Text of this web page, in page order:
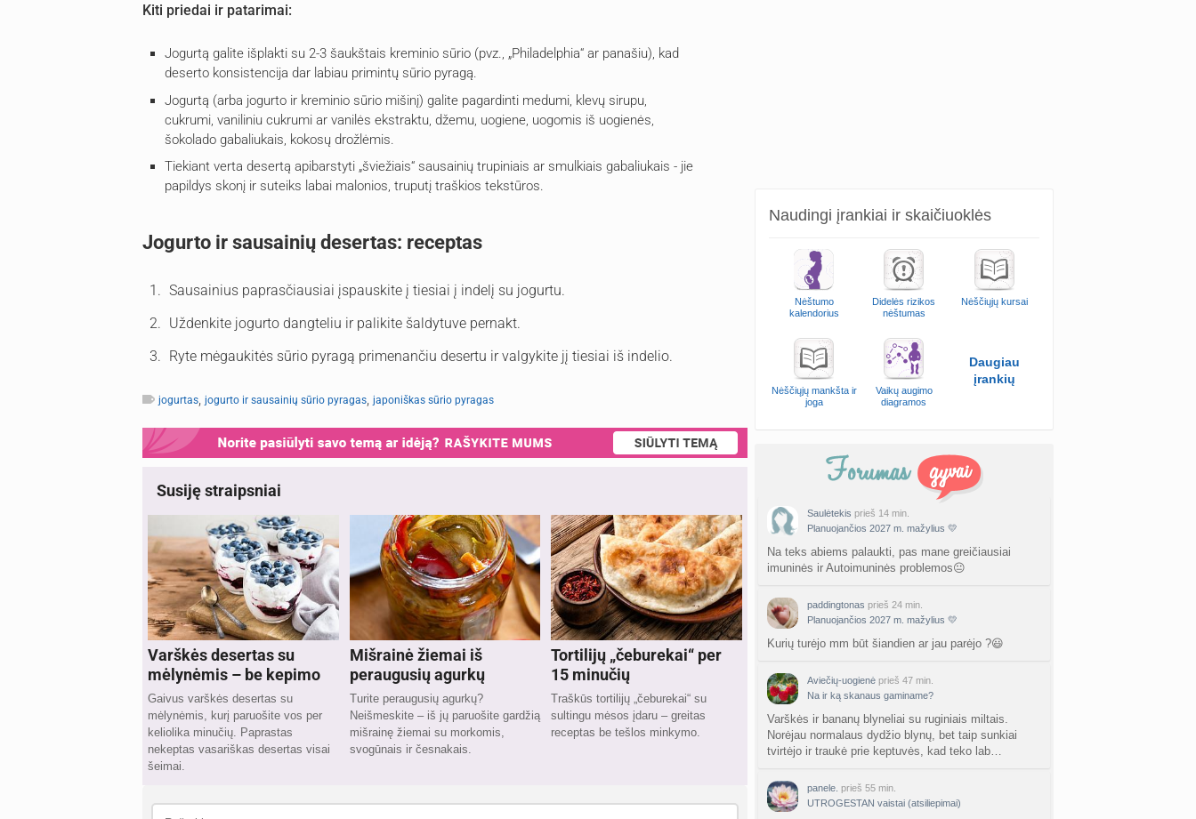
Kiti priedai ir patarimai:
Jogurtą galite išplakti su 2-3 šaukštais kreminio sūrio (pvz., „Philadelphia“ ar panašiu), kad
deserto konsistencija dar labiau primintų sūrio pyragą.
Jogurtą (arba jogurto ir kreminio sūrio mišinį) galite pagardinti medumi, klevų sirupu,
cukrumi, vaniliniu cukrumi ar vanilės ekstraktu, džemu, uogiene, uogomis iš uogienės,
šokolado gabaliukais, kokosų drožlėmis.
Tiekiant verta desertą apibarstyti „šviežiais“ sausainių trupiniais ar smulkiais gabaliukais - jie
papildys skonį ir suteiks labai malonios, truputį traškios tekstūros.
Jogurto ir sausainių desertas: receptas
Sausainius paprasčiausiai įspauskite į tiesiai į indelį su jogurtu.
Uždenkite jogurto dangteliu ir palikite šaldytuve pernakt.
Ryte mėgaukitės sūrio pyragą primenančiu desertu ir valgykite jį tiesiai iš indelio.
jogurtas, jogurto ir sausainių sūrio pyragas, japoniškas sūrio pyragas
Susiję straipsniai
Varškės desertas su
mėlynėmis – be kepimo
Gaivus varškės desertas su
mėlynėmis, kurį paruošite vos per
keliolika minučių. Paprastas
nekeptas vasariškas desertas visai
šeimai.
Mišrainė žiemai iš
peraugusių agurkų
Turite peraugusių agurkų?
Neišmeskite – iš jų paruošite gardžią
mišrainę žiemai su morkomis,
svogūnais ir česnakais.
Tortilijų „čeburekai“ per
15 minučių
Traškūs tortilijų „čeburekai“ su
sultingu mėsos įdaru – greitas
receptas be tešlos minkymo.
Naudingi įrankiai ir skaičiuoklės
Nėštumo
kalendorius
Didelės rizikos
nėštumas
Nėščiųjų kursai
Nėščiųjų mankšta ir
joga
Vaikų augimo
diagramos
Daugiau
įrankių
Saulėtekis prieš 14 min.
Planuojančios 2027 m. mažylius 💛
Na teks abiems palaukti, pas mane greičiausiai
imuninės ir Autoimuninės problemos😐
paddingtonas prieš 24 min.
Planuojančios 2027 m. mažylius 💛
Kurių turėjo mm būt šiandien ar jau parėjo ?😃
Aviečių-uogienė prieš 47 min.
Na ir ką skanaus gaminame?
Varškės ir bananų blyneliai su ruginiais miltais.
Norėjau normalaus dydžio blynų, bet taip sunkiai
tvirtėjo ir traukė prie keptuvės, kad teko lab…
panele. prieš 55 min.
UTROGESTAN vaistai (atsiliepimai)